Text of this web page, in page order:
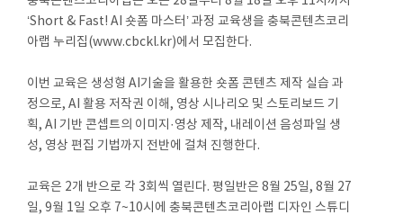
‘Short & Fast! AI 숏폼 마스터’ 과정 교육생을 충북콘텐츠코리
아랩 누리집(www.cbckl.kr)에서 모집한다.
이번 교육은 생성형 AI기술을 활용한 숏폼 콘텐츠 제작 실습 과
정으로, AI 활용 저작권 이해, 영상 시나리오 및 스토리보드 기
획, AI 기반 콘셉트의 이미지·영상 제작, 내레이션 음성파일 생
성, 영상 편집 기법까지 전반에 걸쳐 진행한다.
교육은 2개 반으로 각 3회씩 열린다. 평일반은 8월 25일, 8월 27
일, 9월 1일 오후 7~10시에 충북콘텐츠코리아랩 디자인 스튜디